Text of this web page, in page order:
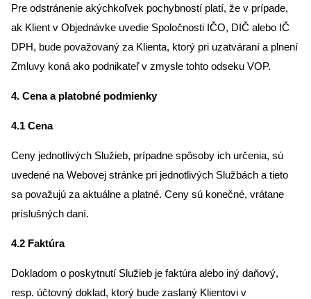
Pre odstránenie akýchkoľvek pochybností platí, že v prípade,
ak Klient v Objednávke uvedie Spoločnosti IČO, DIČ alebo IČ
DPH, bude považovaný za Klienta, ktorý pri uzatváraní a plnení
Zmluvy koná ako podnikateľ v zmysle tohto odseku VOP.
4. Cena a platobné podmienky
4.1 Cena
Ceny jednotlivých Služieb, prípadne spôsoby ich určenia, sú
uvedené na Webovej stránke pri jednotlivých Službách a tieto
sa považujú za aktuálne a platné. Ceny sú konečné, vrátane
príslušných daní.
4.2 Faktúra
Dokladom o poskytnutí Služieb je faktúra alebo iný daňový,
resp. účtovný doklad, ktorý bude zaslaný Klientovi v